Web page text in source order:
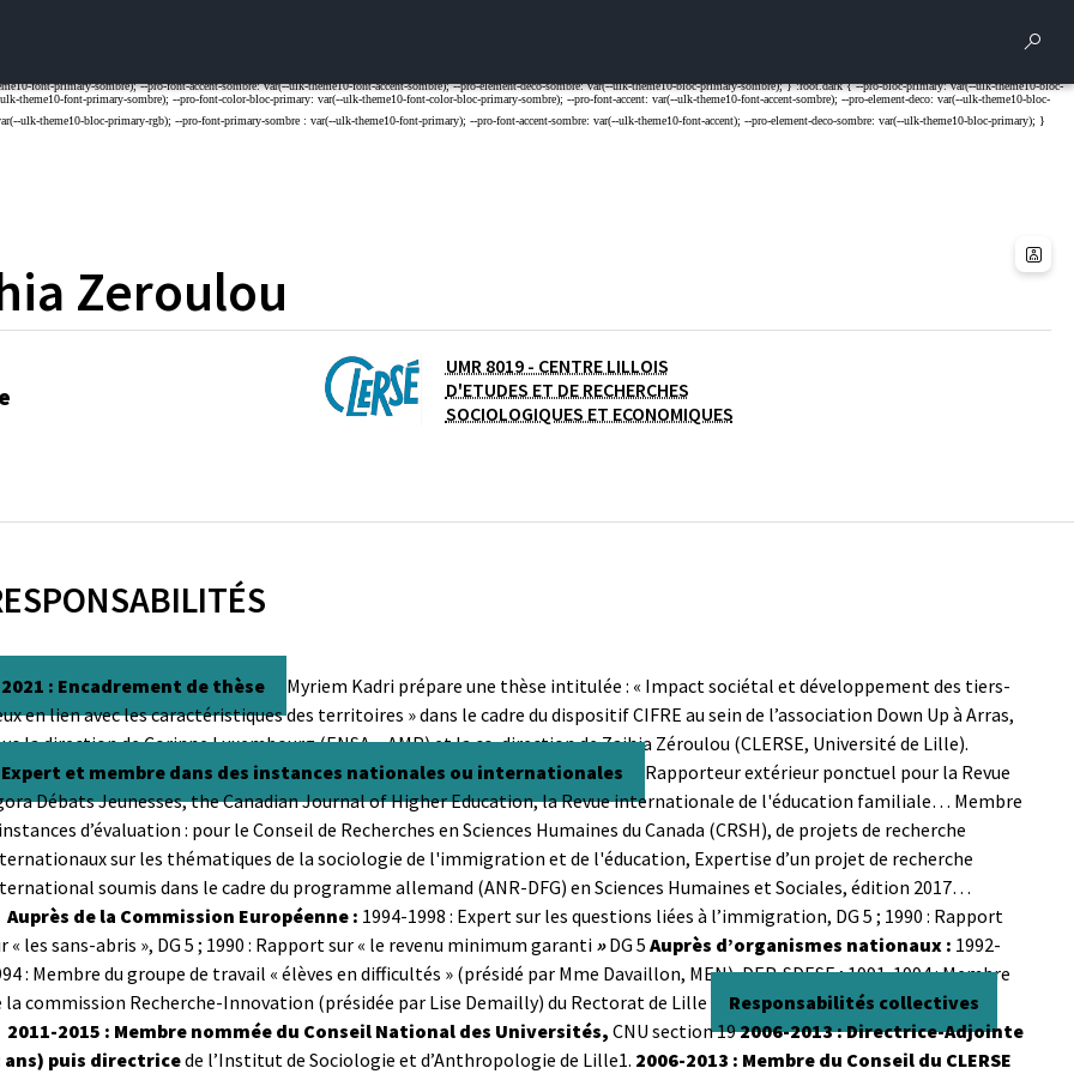
Zeroulou
UMR 8019 - CENTRE LILLOIS
D'ETUDES ET DE RECHERCHES
SOCIOLOGIQUES ET ECONOMIQUES
2021 : Encadrement de thèse
Myriem Kadri prépare une thèse intitulée : « Impact sociétal et développement des tiers-
en lien avec les caractéristiques des territoires » dans le cadre du dispositif CIFRE au sein de l’association Down Up à Arras,
la direction de Corinne Luxembourg (ENSA – AMP) et la co-direction de Zaihia Zéroulou (CLERSE, Université de Lille).
Expert et membre dans des instances nationales ou internationales
Rapporteur extérieur ponctuel pour la Revue
Débats Jeunesses, the Canadian Journal of Higher Education, la Revue internationale de l'éducation familiale… Membre
d’évaluation : pour le Conseil de Recherches en Sciences Humaines du Canada (CRSH), de projets de recherche
sur les thématiques de la sociologie de l'immigration et de l'éducation, Expertise d’un projet de recherche
soumis dans le cadre du programme allemand (ANR-DFG) en Sciences Humaines et Sociales, édition 2017…
Auprès de la Commission Européenne : 1994-1998 : Expert sur les questions liées à l’immigration, DG 5 ; 1990 : Rapport
« les sans-abris », DG 5 ; 1990 : Rapport sur « le revenu minimum garanti »DG 5 Auprès d’organismes nationaux : 1992-
: Membre du groupe de travail « élèves en difficultés » (présidé par Mme Davaillon, MEN), DEP-SDESE ; 1991-1994 :Membre
la commission Recherche-Innovation (présidée par Lise Demailly) du Rectorat de Lille
Responsabilités collectives
2011-2015 : Membre nommée du Conseil National des Universités, CNU section 192006-2013 : Directrice-Adjointe
ans) puis directricede l’Institut de Sociologie et d’Anthropologie de Lille1. 2006-2013 : Membre du Conseil du CLERSE